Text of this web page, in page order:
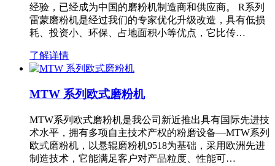
经验，已经成为中国的磨粉机制造商和供应商。 R系列
雷蒙磨粉机是经过我们的专家优化升级改造，具有低损
耗、投资小、环保、占地面积小等优点，它比传…
了解详情
MTW 系列欧式磨粉机
MTW系列欧式磨粉机是我公司新近推出具有国际先进技
术水平，拥有多项自主技术产权的粉磨设备—MTW系列
欧式磨粉机，以悬辊磨粉机9518为基础，采用欧洲先进
制造技术，它能满足客户对产品粒度、性能可…